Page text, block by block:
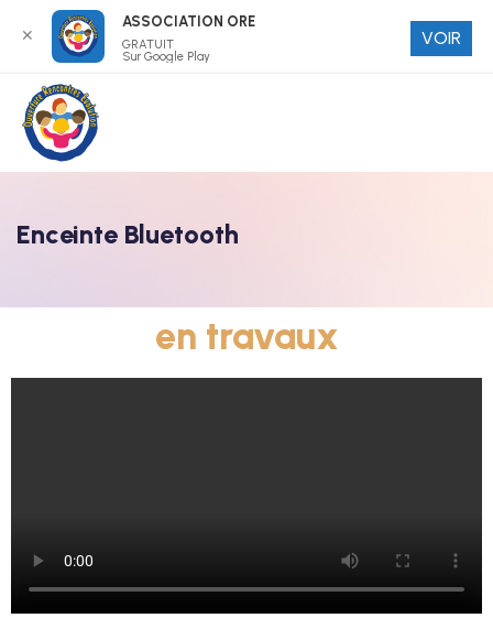
Enceinte Bluetooth
en travaux
✕
ASSOCIATION ORE
GRATUIT
Sur Google Play
VOIR